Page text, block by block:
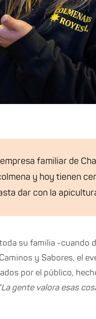
familiar de
y hoy tienen
dar con la
su familia -cuando
y Sabores, el
por el público,
“La gente valora esas